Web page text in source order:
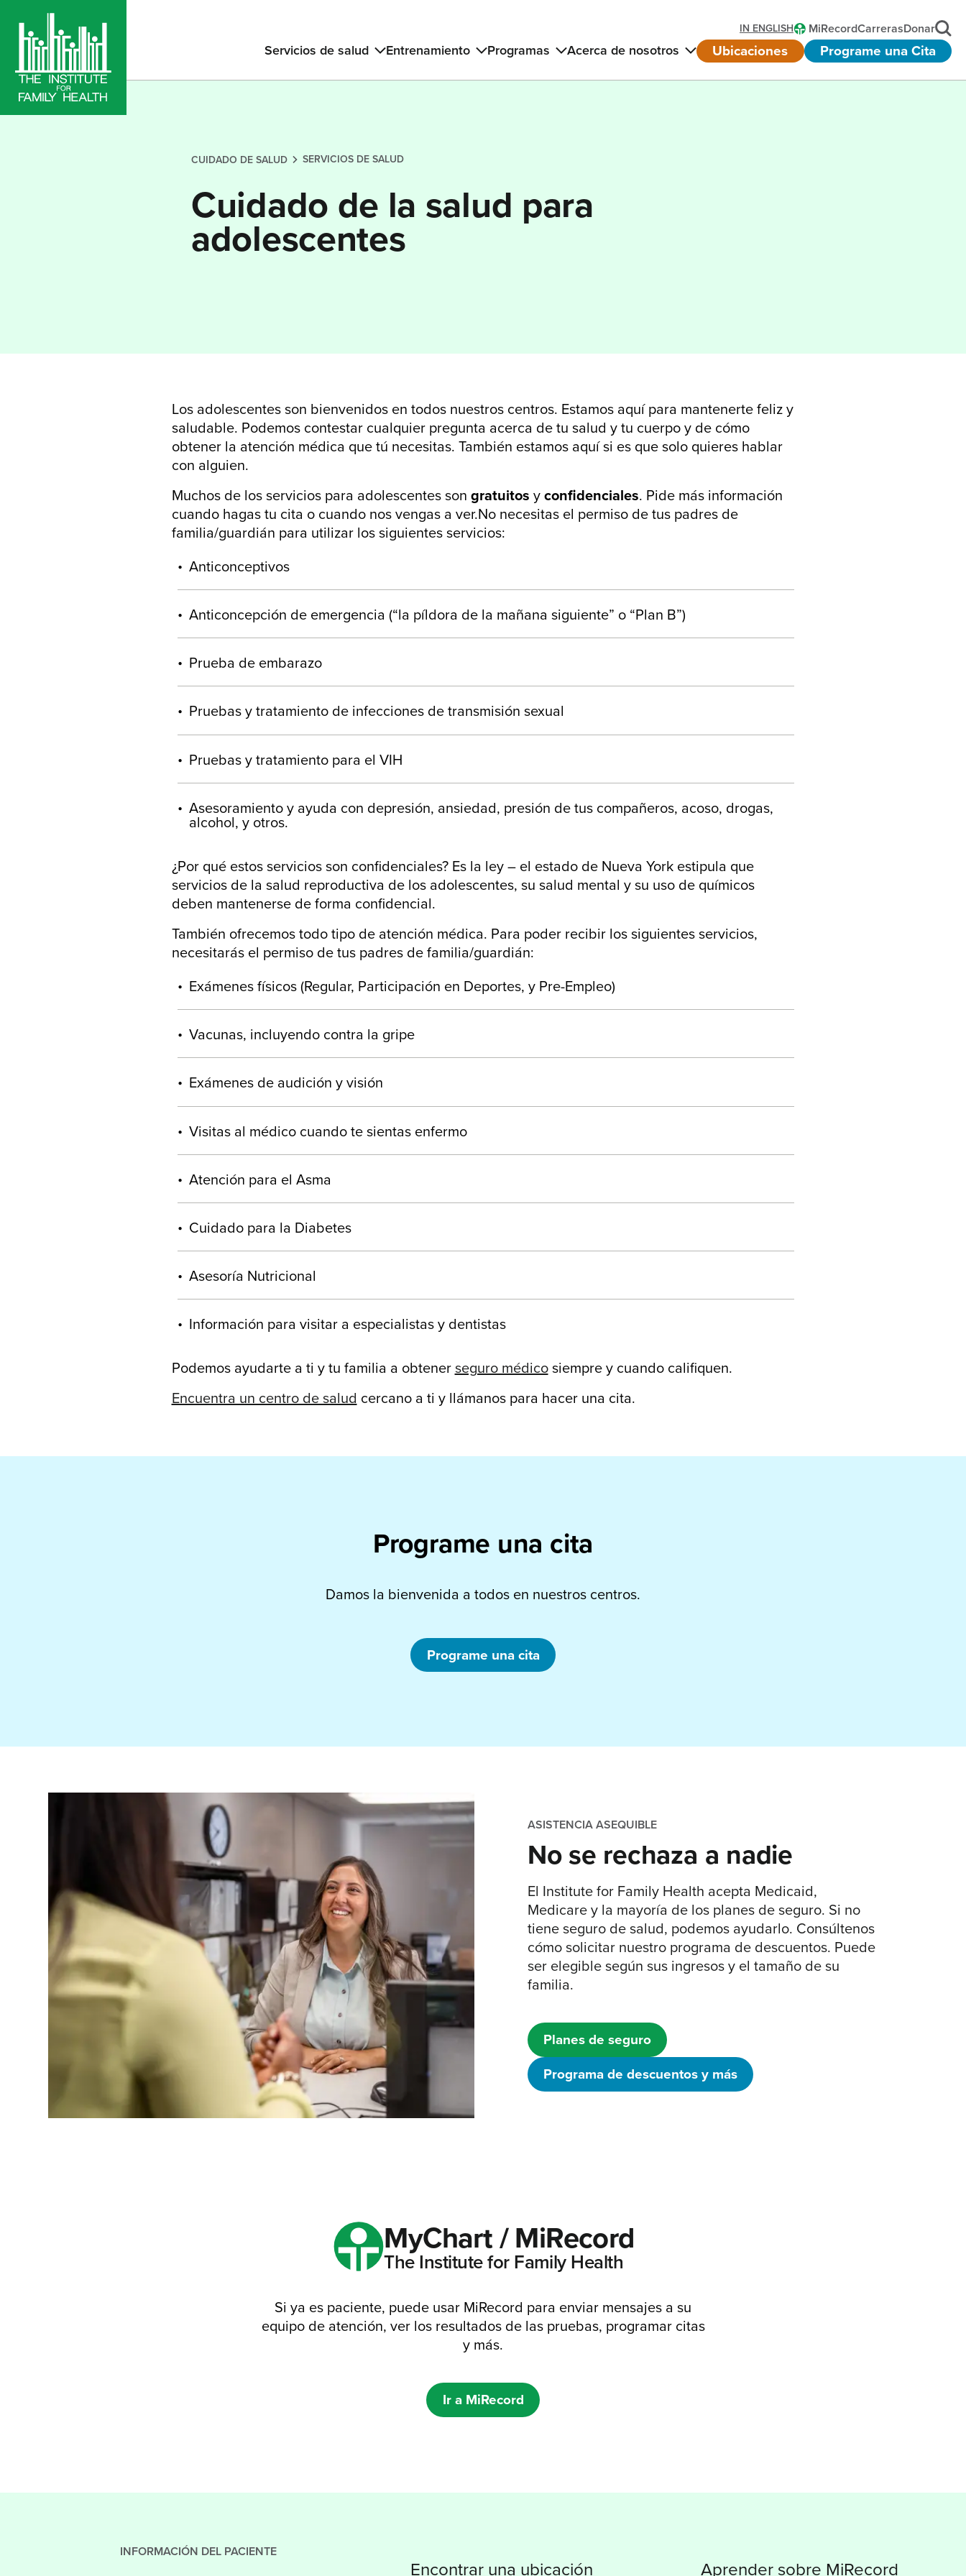
Servicios de salud Entrenamiento Programas Acerca de nosotros Ubicaciones Programe una Cita
IN ENGLISH MiRecordCarrerasDonar
CUIDADO DE SALUD SERVICIOS DE SALUD
Cuidado de la salud para
adolescentes
Los adolescentes son bienvenidos en todos nuestros centros. Estamos aquí para mantenerte feliz y
saludable. Podemos contestar cualquier pregunta acerca de tu salud y tu cuerpo y de cómo
obtener la atención médica que tú necesitas. También estamos aquí si es que solo quieres hablar
con alguien.
Muchos de los servicios para adolescentes son gratuitos yconfidenciales. Pide más información
cuando hagas tu cita o cuando nos vengas a ver.No necesitas el permiso de tus padres de
familia/guardián para utilizar los siguientes servicios:
Anticonceptivos
Anticoncepción de emergencia (“la píldora de la mañana siguiente” o “Plan B”)
Prueba de embarazo
Pruebas y tratamiento de infecciones de transmisión sexual
Pruebas y tratamiento para el VIH
Asesoramiento y ayuda con depresión, ansiedad, presión de tus compañeros, acoso, drogas,
alcohol, y otros.
¿Por qué estos servicios son confidenciales? Es la ley – el estado de Nueva York estipula que
servicios de la salud reproductiva de los adolescentes, su salud mental y su uso de químicos
deben mantenerse de forma confidencial.
También ofrecemos todo tipo de atención médica. Para poder recibir los siguientes servicios,
necesitarás el permiso de tus padres de familia/guardián:
Exámenes físicos (Regular, Participación en Deportes, y Pre-Empleo)
Vacunas, incluyendo contra la gripe
Exámenes de audición y visión
Visitas al médico cuando te sientas enfermo
Atención para el Asma
Cuidado para la Diabetes
Asesoría Nutricional
Información para visitar a especialistas y dentistas
Podemos ayudarte a ti y tu familia a obtenerseguro médicosiempre y cuando califiquen.
Encuentra un centro de saludcercano a ti y llámanos para hacer una cita.
Programe una cita
Damos la bienvenida a todos en nuestros centros.
Programe una cita
ASISTENCIA ASEQUIBLE
No se rechaza a nadie
El Institute for Family Health acepta Medicaid,
Medicare y la mayoría de los planes de seguro. Si no
tiene seguro de salud, podemos ayudarlo. Consúltenos
cómo solicitar nuestro programa de descuentos. Puede
ser elegible según sus ingresos y el tamaño de su
familia.
Planes de seguro
Programa de descuentos y más
MyChart / MiRecord
The Institute for Family Health
Si ya es paciente, puede usar MiRecord para enviar mensajes a su
equipo de atención, ver los resultados de las pruebas, programar citas
y más.
Ir a MiRecord
INFORMACIÓN DEL PACIENTE
Encontrar una ubicación Aprender sobre MiRecord